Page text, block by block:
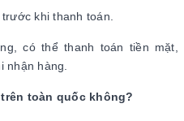
khi thanh toán.
có thể thanh toán tiền mặt,
nhận hàng.
toàn quốc không?